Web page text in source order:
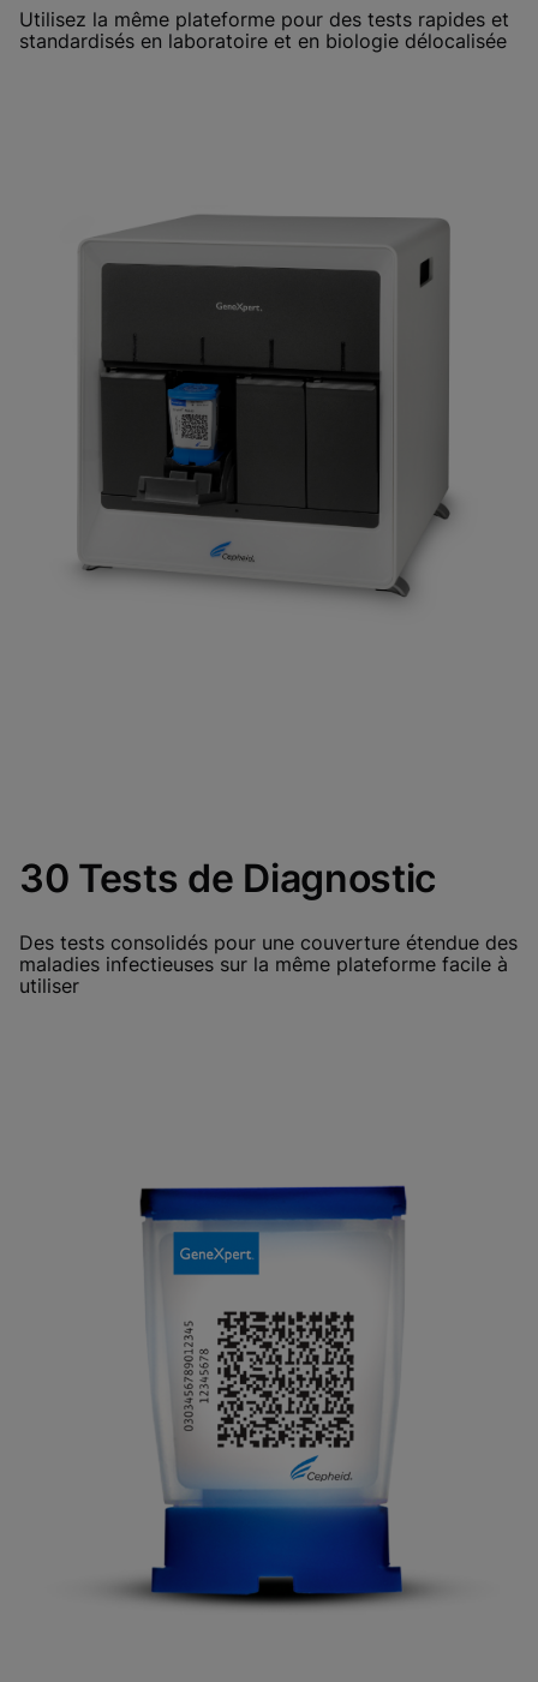
Utilisez la même plateforme pour des tests rapides et
standardisés en laboratoire et en biologie délocalisée
30 Tests de Diagnostic
Des tests consolidés pour une couverture étendue des
maladies infectieuses sur la même plateforme facile à
utiliser